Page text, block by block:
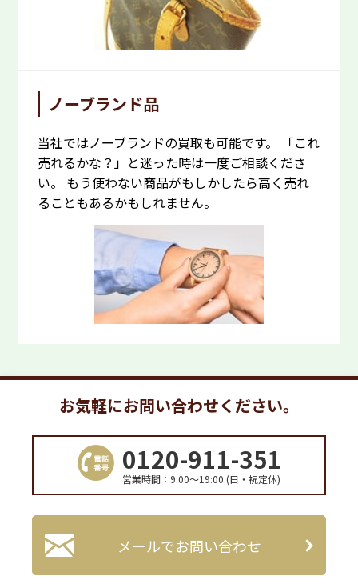
ノーブランド品
当社ではノーブランドの買取も可能です。 「これ
売れるかな？」と迷った時は一度ご相談くださ
い。 もう使わない商品がもしかしたら高く売れ
ることもあるかもしれません。
お気軽にお問い合わせください。
0120-911-351
営業時間：9:00〜19:00 (日・祝定休)
メールでお問い合わせ